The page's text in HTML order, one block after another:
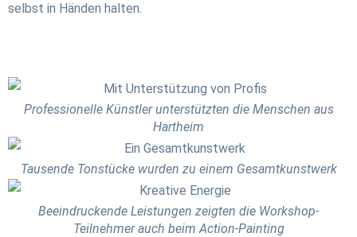
selbst in Händen halten.
Professionelle Künstler unterstützten die Menschen aus
Hartheim
Tausende Tonstücke wurden zu einem Gesamtkunstwerk
Beeindruckende Leistungen zeigten die Workshop-
Teilnehmer auch beim Action-Painting